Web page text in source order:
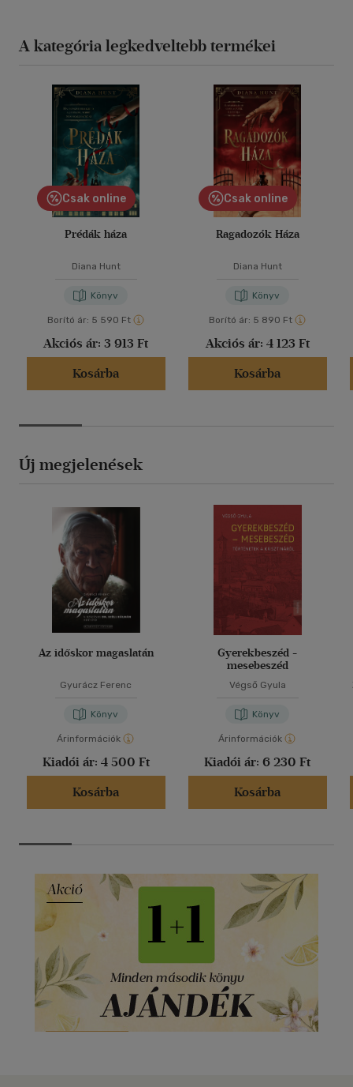
A kategória legkedveltebb termékei
Csak online
Prédák háza
Diana Hunt
Könyv
Borító ár: 5 590 Ft
Akciós ár: 3 913 Ft
Kosárba
Csak online
Ragadozók Háza
Diana Hunt
Könyv
Borító ár: 5 890 Ft
Akciós ár: 4 123 Ft
Kosárba
Új megjelenések
Az időskor magaslatán
Gyurácz Ferenc
Könyv
Árinformációk
Kiadói ár: 4 500 Ft
Kosárba
Gyerekbeszéd -
mesebeszéd
Végső Gyula
Könyv
Árinformációk
Kiadói ár: 6 230 Ft
Kosárba